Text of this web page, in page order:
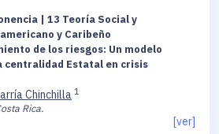
| 13 Teoría Social y
y Caribeño
de los riesgos: Un modelo
centralidad Estatal en crisis
Chinchilla 1
Rica.
[ver]